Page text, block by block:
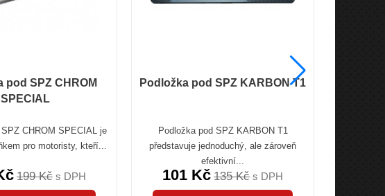
pod SPZ CHROM
SPECIAL
CHROM SPECIAL je
pro motoristy, kteří...
199 Kčs DPH
Podložka pod SPZ KARBON T1
Podložka pod SPZ KARBON T1
představuje jednoduchý, ale zároveň
efektivní...
101 Kč 135 Kčs DPH